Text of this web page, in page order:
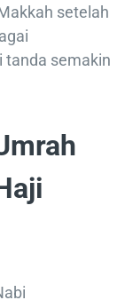
setelah
tanda semakin